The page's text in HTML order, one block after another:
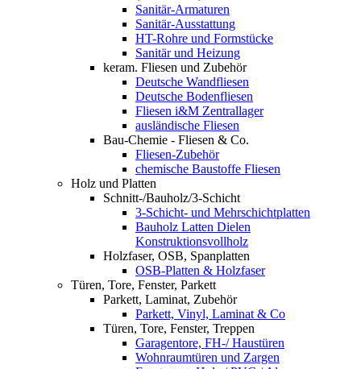
Sanitär-Armaturen
Sanitär-Ausstattung
HT-Rohre und Formstücke
Sanitär und Heizung
keram. Fliesen und Zubehör
Deutsche Wandfliesen
Deutsche Bodenfliesen
Fliesen i&M Zentrallager
ausländische Fliesen
Bau-Chemie - Fliesen & Co.
Fliesen-Zubehör
chemische Baustoffe Fliesen
Holz und Platten
Schnitt-/Bauholz/3-Schicht
3-Schicht- und Mehrschichtplatten
Bauholz Latten Dielen
Konstruktionsvollholz
Holzfaser, OSB, Spanplatten
OSB-Platten & Holzfaser
Türen, Tore, Fenster, Parkett
Parkett, Laminat, Zubehör
Parkett, Vinyl, Laminat & Co
Türen, Tore, Fenster, Treppen
Garagentore, FH-/ Haustüren
Wohnraumtüren und Zargen